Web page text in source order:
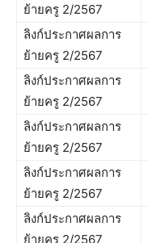
ย้ายครู 2/2567
ลิงก์ประกาศผลการ
ย้ายครู 2/2567
ลิงก์ประกาศผลการ
ย้ายครู 2/2567
ลิงก์ประกาศผลการ
ย้ายครู 2/2567
ลิงก์ประกาศผลการ
ย้ายครู 2/2567
ลิงก์ประกาศผลการ
ย้ายครู 2/2567